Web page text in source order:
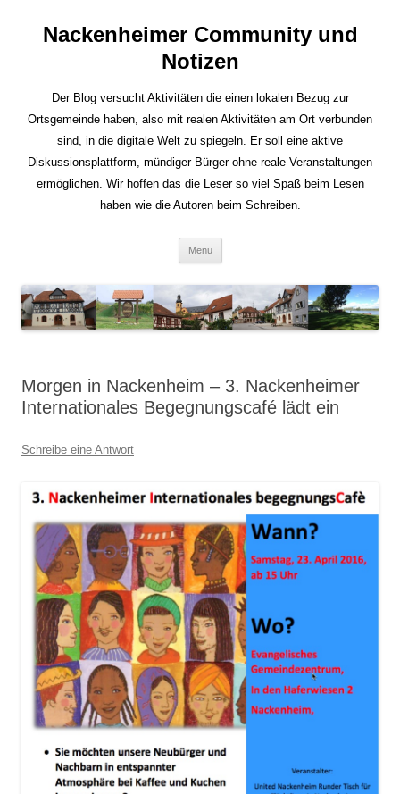
Nackenheimer Community und
Notizen
Der Blog versucht Aktivitäten die einen lokalen Bezug zur
Ortsgemeinde haben, also mit realen Aktivitäten am Ort verbunden
sind, in die digitale Welt zu spiegeln. Er soll eine aktive
Diskussionsplattform, mündiger Bürger ohne reale Veranstaltungen
ermöglichen. Wir hoffen das die Leser so viel Spaß beim Lesen
haben wie die Autoren beim Schreiben.
Menü
Morgen in Nackenheim – 3. Nackenheimer
Internationales Begegnungscafé lädt ein
Schreibe eine Antwort